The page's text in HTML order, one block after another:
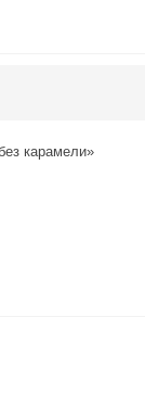
карамели»